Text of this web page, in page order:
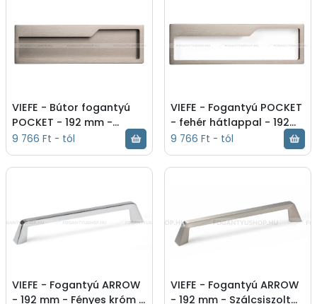
0208192Z23
0209192Z01M1
VIEFE - Bútor fogantyú
POCKET - 192 mm -
Szálcsiszolt nikkel -
Zamak fém ötvözet -
Bútorajtó felületébe
0209192Z23
9 766 Ft - tól
VIEFE - Fogantyú POCKET
- fehér hátlappal - 192
mm - Szálcsiszolt nikkel -
Festett fehér - Zamak
fém ötvözet -
- 0209192Z23M1
9 766 Ft - tól
VIEFE - Fogantyú ARROW
- 192 mm - Fényes króm -
VIEFE - Fogantyú ARROW
- 192 mm - Szálcsiszolt